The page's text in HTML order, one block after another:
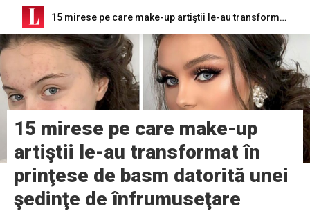
15 mirese pe care make-up artiştii le-au transformat în prinţese de basm datorită unei şedinţe de înfrumuseţare
15 mirese pe care make-up
artiştii le-au transformat în
prinţese de basm datorită unei
şedinţe de înfrumuseţare